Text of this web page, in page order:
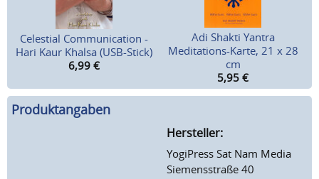
Celestial Communication -
Hari Kaur Khalsa (USB-Stick)
6,99 €
Adi Shakti Yantra
Meditations-Karte, 21 x 28
cm
5,95 €
Produktangaben
Hersteller:
YogiPress Sat Nam Media
Siemensstraße 40